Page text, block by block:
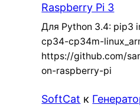
Raspberry Pi 3
Для Python 3.4: pip3
cp34-cp34m-
https://github.com/
on-raspberry-pi
SoftCat к